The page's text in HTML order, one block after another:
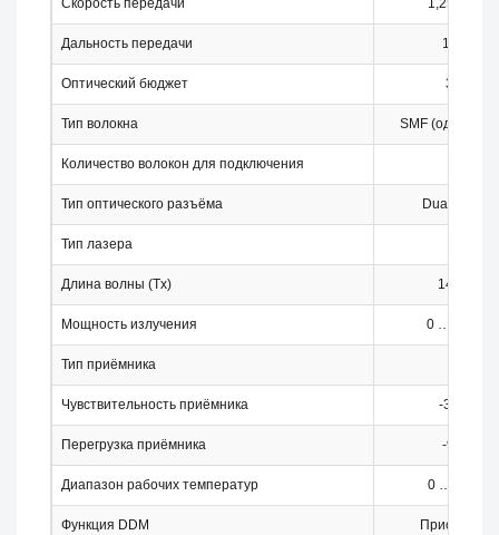
Скорость передачи 1,25 Гбит/с
Дальность передачи 160 км
Оптический бюджет 36 дБ
Тип волокна SMF
Количество волокон для подключения
Тип оптического разъёма Dual LC/
Тип лазера
Длина волны (Tx) 1410 нм
Мощность излучения 0 … +5 дБм
Тип приёмника
Чувствительность приёмника -31 дБм
Перегрузка приёмника -9 дБм
Диапазон рабочих температур 0 … +70 °C
Функция DDM